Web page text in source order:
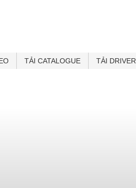
TẢI CATALOGUE TẢI DRIVER